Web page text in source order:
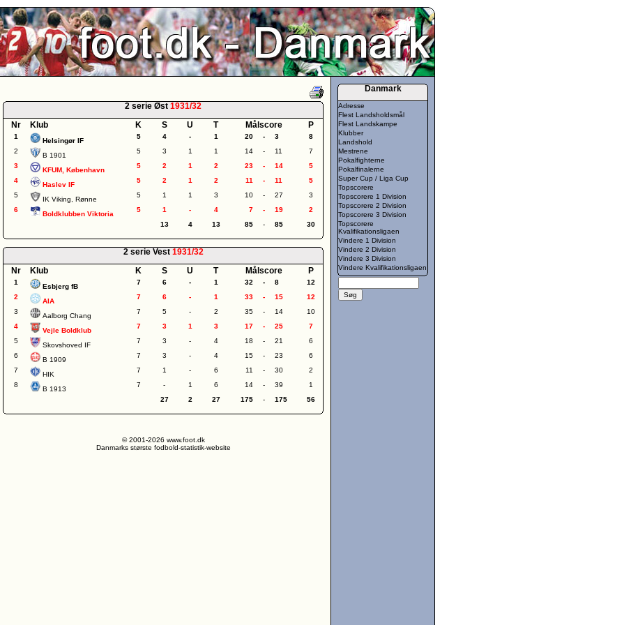
2 serie Øst 1931/32
Nr
Klub K S U T Målscore P
1
Helsingør IF
5 4 - 1 20 - 3
8
2
B 1901
5 3 1 1 14 - 11
7
3
KFUM, København
5 2 1 2 23 - 14
5
4
Haslev IF
5 2 1 2 11 - 11
5
5
IK Viking, Rønne
5 1 1 3 10 - 27
3
6
Boldklubben Viktoria
5 1 - 4 7 - 19
2
13
4 13 85 - 85 30
2 serie Vest 1931/32
Nr
Klub K S U T Målscore P
1
Esbjerg fB
7 6 - 1 32 - 8
12
2
AIA
7 6 - 1 33 - 15
12
3
Aalborg Chang
7 5 - 2 35 - 14
10
4
Vejle Boldklub
7 3 1 3 17 - 25
7
5
Skovshoved IF
7 3 - 4 18 - 21
6
6
B 1909
7 3 - 4 15 - 23
6
7
HIK
7 1 - 6 11 - 30
2
8
B 1913
7 - 1 6 14 - 39
1
27
2 27 175 - 175 56
© 2001-2026 www.foot.dk
Danmarks største fodbold-statistik-website
Danmark
Adresse
Flest Landsholdsmål
Flest Landskampe
Klubber
Landshold
Mestrene
Pokalfighterne
Pokalfinalerne
Super Cup / Liga Cup
Topscorere
Topscorere 1 Division
Topscorere 2 Division
Topscorere 3 Division
Topscorere
Kvalifikationsligaen
Vindere 1 Division
Vindere 2 Division
Vindere 3 Division
Vindere Kvalifikationsligaen